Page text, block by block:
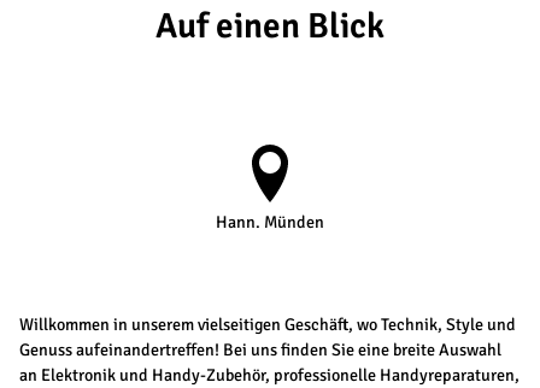
Auf einen Blick
Hann. Münden
Willkommen in unserem vielseitigen Geschäft, wo Technik, Style und
Genuss aufeinandertreffen! Bei uns finden Sie eine breite Auswahl
an Elektronik und Handy-Zubehör, professionelle Handyreparaturen,